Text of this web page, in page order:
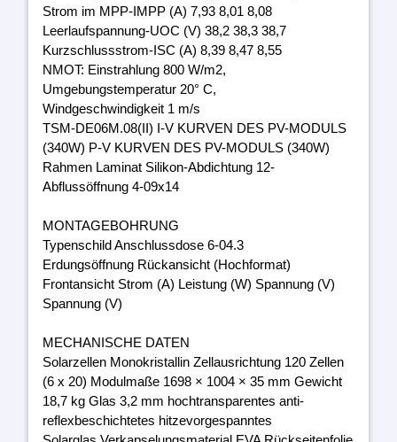
Strom im MPP-IMPP (A) 7,93 8,01 8,08
Leerlaufspannung-UOC (V) 38,2 38,3 38,7
Kurzschlussstrom-ISC (A) 8,39 8,47 8,55
NMOT: Einstrahlung 800 W/m2,
Umgebungstemperatur 20° C,
Windgeschwindigkeit 1 m/s
TSM-DE06M.08(II) I-V KURVEN DES PV-MODULS
(340W) P-V KURVEN DES PV-MODULS (340W)
Rahmen Laminat Silikon-Abdichtung 12-
Abflussöffnung 4-09x14
MONTAGEBOHRUNG
Typenschild Anschlussdose 6-04.3
Erdungsöffnung Rückansicht (Hochformat)
Frontansicht Strom (A) Leistung (W) Spannung (V)
Spannung (V)
MECHANISCHE DATEN
Solarzellen Monokristallin Zellausrichtung 120 Zellen
(6 x 20) Modulmaße 1698 × 1004 × 35 mm Gewicht
18,7 kg Glas 3,2 mm hochtransparentes anti-
reflexbeschichtetes hitzevorgespanntes